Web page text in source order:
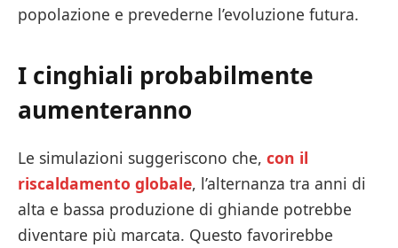
popolazione e prevederne l’evoluzione futura.
I cinghiali probabilmente
aumenteranno
Le simulazioni suggeriscono che, con il
riscaldamento globale, l’alternanza tra anni di
alta e bassa produzione di ghiande potrebbe
diventare più marcata. Questo favorirebbe